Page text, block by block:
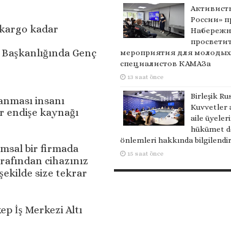
kadar
Genç
insanı
kaynağı
bir firmada
cihazınız
size tekrar
İş Merkezi Altı
России»
мероприятия для молодых
специалистов КАМАЗа
13 saat önce
Birleşik
Kuvvetler
aile
hükümet
önlemleri hakkında
15 saat önce